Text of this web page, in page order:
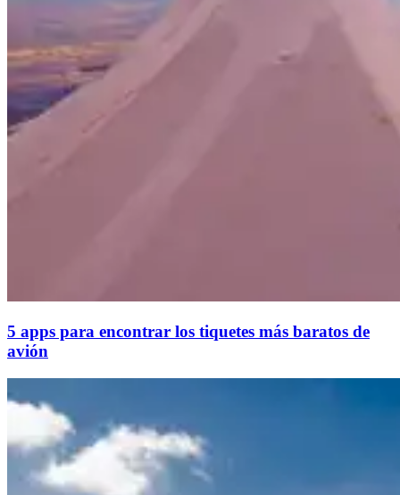
5 apps para encontrar los tiquetes más baratos de
avión